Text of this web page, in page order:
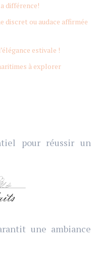
différence!
discret ou audace affirmée
estivale !
à explorer
pour réussir un
une ambiance